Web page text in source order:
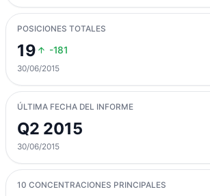
POSICIONES TOTALES
19 -181
30/06/2015
ÚLTIMA FECHA DEL INFORME
Q2 2015
30/06/2015
10 CONCENTRACIONES PRINCIPALES